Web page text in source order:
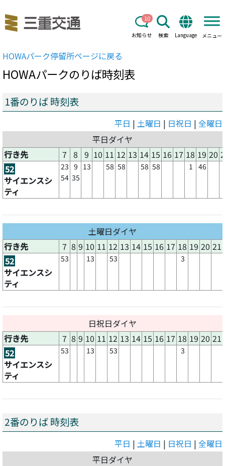
お知らせ
10
検索 Language メニュー
HOWAパーク停留所ページに戻る
HOWAパークのりば時刻表
1番のりば 時刻表
平日 | 土曜日 | 日祝日 | 全曜日
平日ダイヤ
行き先
7 8 9 10 11 12 13 14 15 16 17 18 19 20
52
サイエンスシ
ティ
23
54
9
35
13 58 58 58 58 1 46
土曜日ダイヤ
行き先
7 8 9 10 11 12 13 14 15 16 17 18 19 20 21
52
サイエンスシ
ティ
53 13 53 3
日祝日ダイヤ
行き先
7 8 9 10 11 12 13 14 15 16 17 18 19 20 21
52
サイエンスシ
ティ
53 13 53 3
2番のりば 時刻表
平日 | 土曜日 | 日祝日 | 全曜日
平日ダイヤ